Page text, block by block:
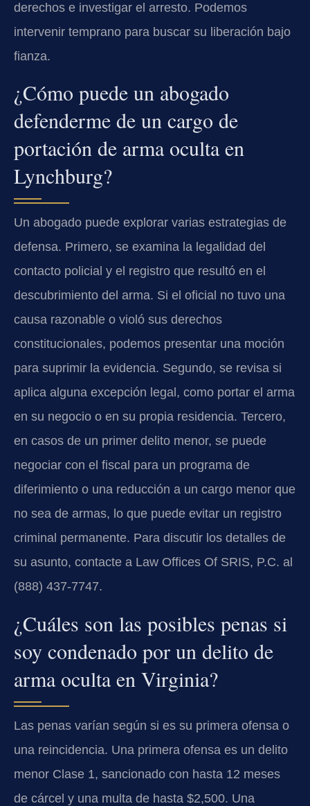
derechos e investigar el arresto. Podemos
intervenir temprano para buscar su liberación bajo
fianza.
¿Cómo puede un abogado
defenderme de un cargo de
portación de arma oculta en
Lynchburg?
Un abogado puede explorar varias estrategias de
defensa. Primero, se examina la legalidad del
contacto policial y el registro que resultó en el
descubrimiento del arma. Si el oficial no tuvo una
causa razonable o violó sus derechos
constitucionales, podemos presentar una moción
para suprimir la evidencia. Segundo, se revisa si
aplica alguna excepción legal, como portar el arma
en su negocio o en su propia residencia. Tercero,
en casos de un primer delito menor, se puede
negociar con el fiscal para un programa de
diferimiento o una reducción a un cargo menor que
no sea de armas, lo que puede evitar un registro
criminal permanente. Para discutir los detalles de
su asunto, contacte a Law Offices Of SRIS, P.C. al
(888) 437-7747.
¿Cuáles son las posibles penas si
soy condenado por un delito de
arma oculta en Virginia?
Las penas varían según si es su primera ofensa o
una reincidencia. Una primera ofensa es un delito
menor Clase 1, sancionado con hasta 12 meses
de cárcel y una multa de hasta $2,500. Una